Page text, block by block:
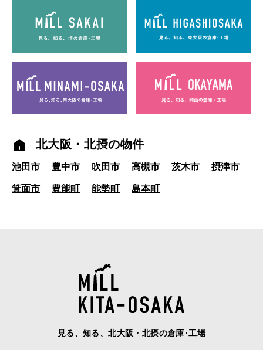
北大阪・北摂の物件
池田市 豊中市 吹田市 高槻市 茨木市 摂津市
箕面市 豊能町 能勢町 島本町
見る、知る、北大阪・北摂の倉庫･工場